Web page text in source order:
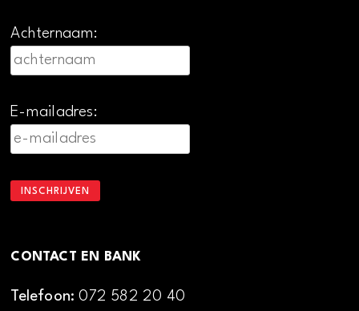
Achternaam:
E-mailadres:
CONTACT EN BANK
Telefoon:072 582 20 40